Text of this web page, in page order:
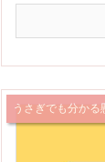
うさぎでも分かる